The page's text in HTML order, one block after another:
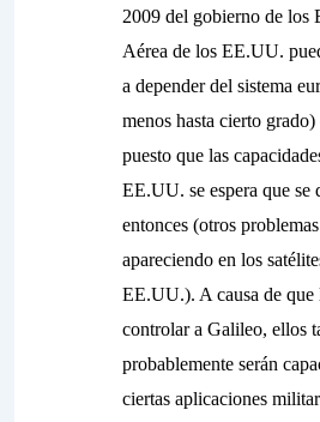
2009 del gobierno de los
Aérea de los EE.UU.
a depender del sistema
menos hasta cierto
puesto que las
EE.UU. se espera que se
entonces (otros
apareciendo en los
EE.UU.). A causa de que
controlar a Galileo, ellos
probablemente serán
ciertas aplicaciones